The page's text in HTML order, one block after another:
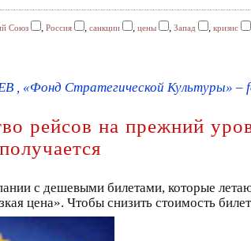
Союз , Россия , санкции , цены , Запад , кризис
, «Фонд Стратегической Культуры» –
рейсов на прежний
c дешевыми билетами, которые
цена». Чтобы снизить стоимость